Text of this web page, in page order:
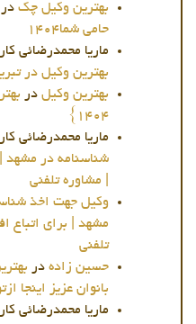
بهترین وکیل چک در
حامی شما1404
ماریا محمدرضائی
بهترین وکیل در
بهترین وکیل در
1404}
ماریا محمدرضائی
شناسنامه در مشهد |
| مشاوره تلفنی
وکیل جهت اخذ
مشهد | برای اتباع
تلفنی
حسین زاده در
بانوان عزیز اینجا
ماریا محمدرضائی